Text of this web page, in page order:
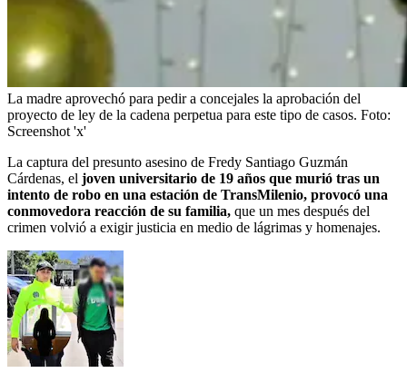
La madre aprovechó para pedir a concejales la aprobación del
proyecto de ley de la cadena perpetua para este tipo de casos. Foto:
Screenshot 'x'
La captura del presunto asesino de Fredy Santiago Guzmán
Cárdenas, el joven universitario de 19 años que murió tras un
intento de robo en una estación de TransMilenio, provocó una
conmovedora reacción de su familia, que un mes después del
crimen volvió a exigir justicia en medio de lágrimas y homenajes.